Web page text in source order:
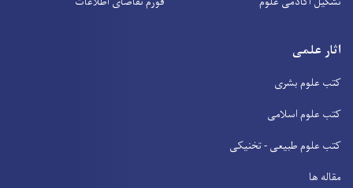
اثار علمی
کتب علوم بشری
کتب علوم اسلامی
کتب علوم طبیعی - تخنیکی
مقاله ها